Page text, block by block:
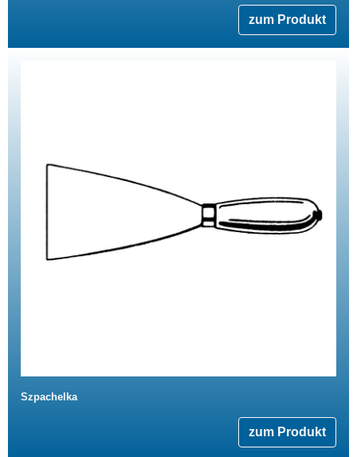
zum Produkt
Szpachelka
zum Produkt